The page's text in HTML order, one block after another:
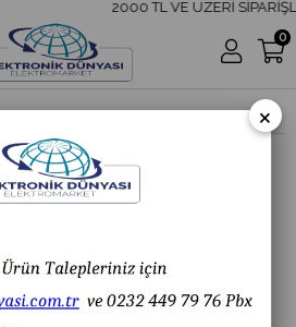
2000 TL VE ÜZERİ
0
×